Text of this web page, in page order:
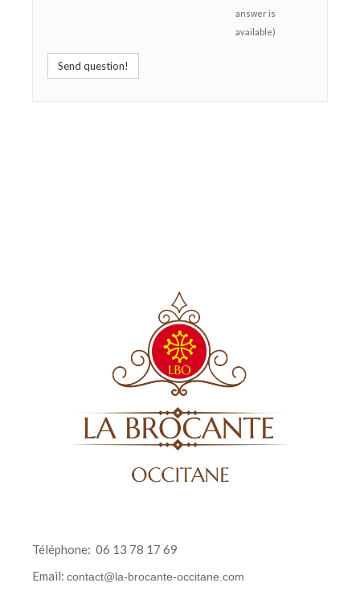
answer is
available)
Send question!
Téléphone: 06 13 78 17 69
Email: contact@la-brocante-occitane.com